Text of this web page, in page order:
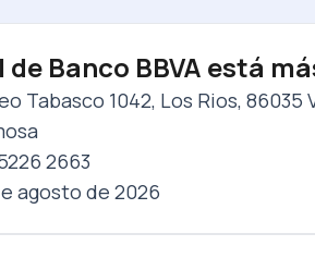
Banco BBVA está
Tabasco 1042, Los Rios,
2663
agosto de 2026